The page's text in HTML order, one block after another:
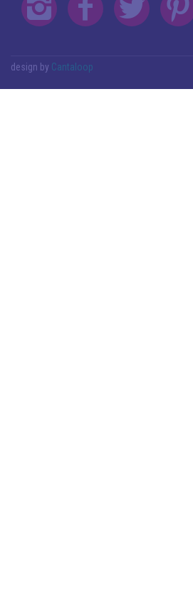
design by Cantaloop